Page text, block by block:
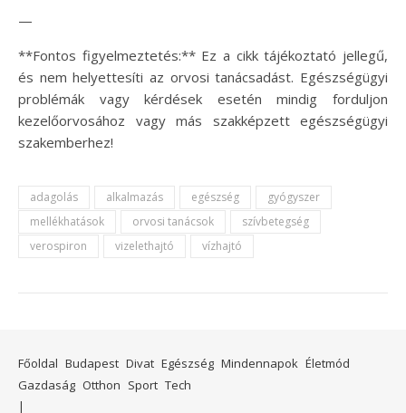
—
**Fontos figyelmeztetés:** Ez a cikk tájékoztató jellegű,
és nem helyettesíti az orvosi tanácsadást. Egészségügyi
problémák vagy kérdések esetén mindig forduljon
kezelőorvosához vagy más szakképzett egészségügyi
szakemberhez!
adagolás alkalmazás egészség
gyógyszer
mellékhatások
orvosi tanácsok
szívbetegség
verospiron
vizelethajtó vízhajtó
Főoldal Budapest Divat Egészség Mindennapok Életmód
Gazdaság Otthon Sport Tech